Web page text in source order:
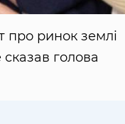
про ринок землі
голова